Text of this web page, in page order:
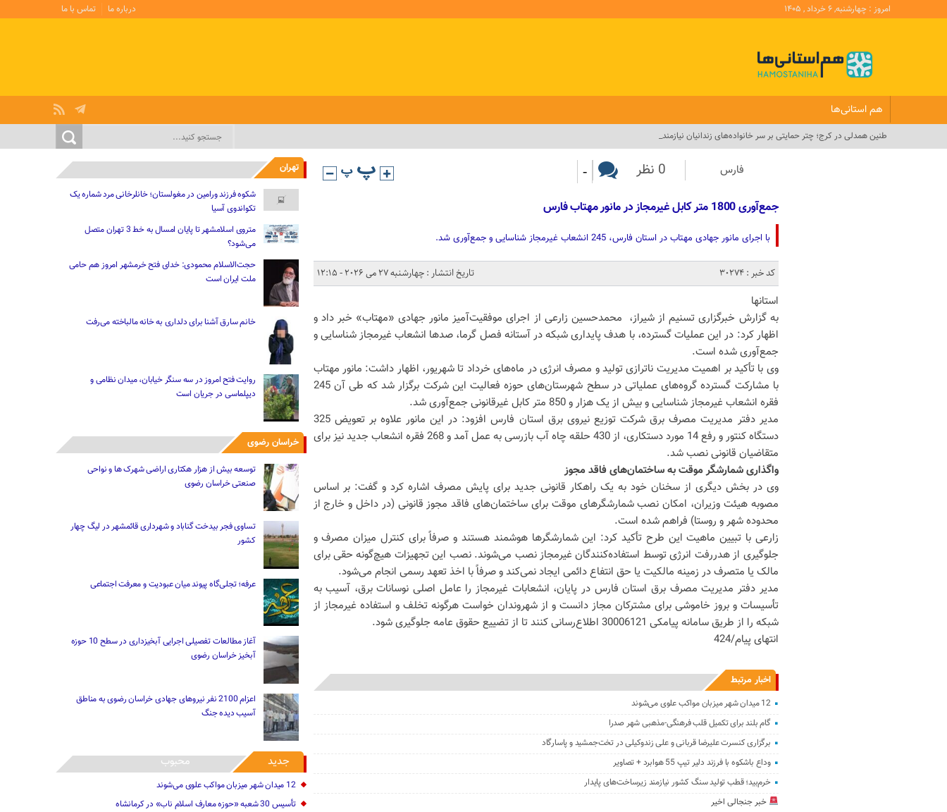
امروز : چهارشنبه, ۶ خرداد , ۱۴۰۵ درباره ما تماس با ما
هم استانی‌ها
گام بلن_
فارس 0 نظر -
جمع‌آوری 1800 متر کابل غیرمجاز در مانور مهتاب فارس
با اجرای مانور جهادی مهتاب در استان فارس، 245 انشعاب غیرمجاز شناسایی و جمع‌آوری شد.
کد خبر : 30274
تاریخ انتشار : چهارشنبه 27 می 2026 - 12:15
استانها
به گزارش خبرگزاری تسنیم از شیراز، محمدحسین زارعی از اجرای موفقیت‌آمیز مانور جهادی «مهتاب» خبر داد و
اظهار کرد: در این عملیات گسترده، با هدف پایداری شبکه در آستانه فصل گرما، صدها انشعاب غیرمجاز شناسایی و
جمع‌آوری شده است.
وی با تأکید بر اهمیت مدیریت ناترازی تولید و مصرف انرژی در ماه‌های خرداد تا شهریور، اظهار داشت: مانور مهتاب
با مشارکت گسترده گروه‌های عملیاتی در سطح شهرستان‌های حوزه فعالیت این شرکت برگزار شد که طی آن 245
فقره انشعاب غیرمجاز شناسایی و بیش از یک هزار و 850 متر کابل غیرقانونی جمع‌آوری شد.
مدیر دفتر مدیریت مصرف برق شرکت توزیع نیروی برق استان فارس افزود: در این مانور علاوه بر تعویض 325
دستگاه کنتور و رفع 14 مورد دستکاری، از 430 حلقه چاه آب بازرسی به عمل آمد و 268 فقره انشعاب جدید نیز برای
متقاضیان قانونی نصب شد.
واگذاری شمارشگر موقت به ساختمان‌های فاقد مجوز
وی در بخش دیگری از سخنان خود به یک راهکار قانونی جدید برای پایش مصرف اشاره کرد و گفت: بر اساس
مصوبه هیئت وزیران، امکان نصب شمارشگرهای موقت برای ساختمان‌های فاقد مجوز قانونی (در داخل و خارج از
محدوده شهر و روستا) فراهم شده است.
زارعی با تبیین ماهیت این طرح تأکید کرد: این شمارشگرها هوشمند هستند و صرفاً برای کنترل میزان مصرف و
جلوگیری از هدررفت انرژی توسط استفاده‌کنندگان غیرمجاز نصب می‌شوند. نصب این تجهیزات هیچ‌گونه حقی برای
مالک یا متصرف در زمینه مالکیت یا حق انتفاع دائمی ایجاد نمی‌کند و صرفاً با اخذ تعهد رسمی انجام می‌شود.
مدیر دفتر مدیریت مصرف برق استان فارس در پایان، انشعابات غیرمجاز را عامل اصلی نوسانات برق، آسیب به
تأسیسات و بروز خاموشی برای مشترکان مجاز دانست و از شهروندان خواست هرگونه تخلف و استفاده غیرمجاز از
شبکه را از طریق سامانه پیامکی 30006121 اطلاع‌رسانی کنند تا از تضییع حقوق عامه جلوگیری شود.
انتهای پیام/424
اخبار مرتبط
12 میدان شهر میزبان مواکب علوی می‌شوند
گام بلند برای تکمیل قلب فرهنگی-مذهبی شهر صدرا
برگزاری کنسرت علیرضا قربانی و علی زندوکیلی در تخت‌جمشید و پاسارگاد
وداع باشکوه با فرزند دلیر تیپ 55 هوابرد + تصاویر
خرم‌بید؛ قطب تولید سنگ کشور نیازمند زیرساخت‌های پایدار
خبر جنجالی اخیر
تهران
شکوه فرزند ورامین در مغولستان؛ خانلرخانی مرد شماره یک
تکواندوی آسیا
متروی اسلامشهر تا پایان امسال به خط 3 تهران متصل
می‌شود؟
حجت‌الاسلام محمودی: خدای فتح خرمشهر امروز هم حامی
ملت ایران است
خانم سارق آشنا برای دلداری به خانه مالباخته می‌رفت
روایت فتح امروز در سه سنگر خیابان، میدان نظامی و
دیپلماسی در جریان است
خراسان رضوی
توسعه بیش از هزار هکتاری اراضی شهرک ها و نواحی
صنعتی خراسان رضوی
تساوی فجر بیدخت گناباد و شهرداری قائمشهر در لیگ چهار
کشور
عرفه؛ تجلی‌گاه پیوند میان عبودیت و معرفت اجتماعی
آغاز مطالعات تفصیلی اجرایی آبخیزداری در سطح 10 حوزه
آبخیز خراسان رضوی
اعزام 2100 نفر نیروهای جهادی خراسان رضوی به مناطق
آسیب دیده جنگ
جدید محبوب
12 میدان شهر میزبان مواکب علوی می‌شوند
تأسیس 30 شعبه «حوزه معارف اسلام ناب» در کرمانشاه